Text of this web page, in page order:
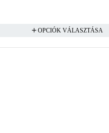
OPCIÓK VÁLASZTÁSA